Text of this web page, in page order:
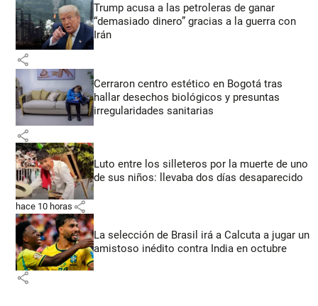
Trump acusa a las petroleras de ganar
“demasiado dinero” gracias a la guerra con
Irán
share
Cerraron centro estético en Bogotá tras
hallar desechos biológicos y presuntas
irregularidades sanitarias
share
Luto entre los silleteros por la muerte de uno
de sus niños: llevaba dos días desaparecido
hace 10 horas share
La selección de Brasil irá a Calcuta a jugar un
amistoso inédito contra India en octubre
share